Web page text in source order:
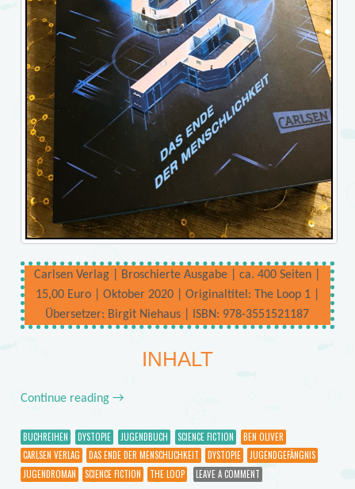
Carlsen Verlag | Broschierte Ausgabe | ca. 400 Seiten |
15,00 Euro | Oktober 2020 | Originaltitel: The Loop 1 |
Übersetzer: Birgit Niehaus | ISBN: 978-3551521187
INHALT
Continue reading →
BUCHREIHEN DYSTOPIE JUGENDBUCH SCIENCE FICTION
BEN OLIVER
CARLSEN VERLAG
DAS ENDE DER MENSCHLICHKEIT DYSTOPIE
JUGENDGEFÄNGNIS
JUGENDROMAN
SCIENCE FICTION THE LOOP LEAVE A COMMENT